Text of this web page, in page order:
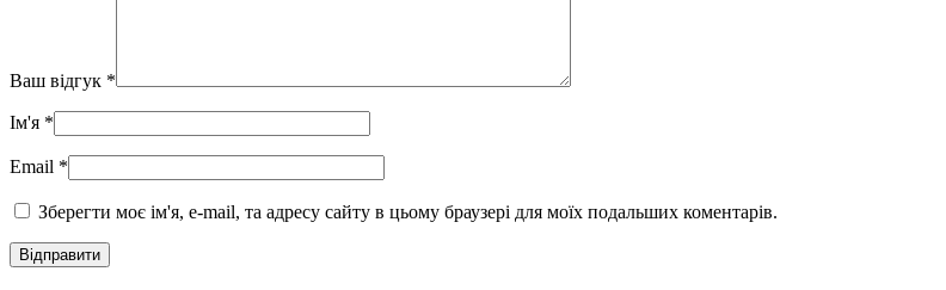
Ваш відгук *
Ім'я *
Email *
Зберегти моє ім'я, e-mail, та адресу сайту в цьому браузері для моїх подальших коментарів.